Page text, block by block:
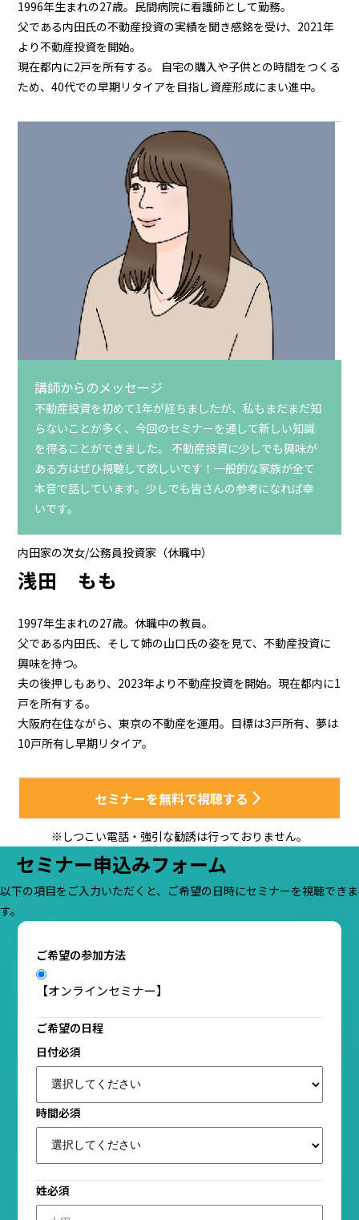
1996年生まれの27歳。民間病院に看護師として勤務。
父である内田氏の不動産投資の実績を聞き感銘を受け、2021年
より不動産投資を開始。
現在都内に2戸を所有する。 自宅の購入や子供との時間をつくる
ため、40代での早期リタイアを目指し資産形成にまい進中。
講師からのメッセージ
不動産投資を初めて1年が経ちましたが、私もまだまだ知
らないことが多く、今回のセミナーを通して新しい知識
を得ることができました。 不動産投資に少しでも興味が
ある方はぜひ視聴して欲しいです！一般的な家族が全て
本音で話しています。少しでも皆さんの参考になれば幸
いです。
内田家の次女/公務員投資家（休職中）
浅田 もも
1997年生まれの27歳。休職中の教員。
父である内田氏、そして姉の山口氏の姿を見て、不動産投資に
興味を持つ。
夫の後押しもあり、2023年より不動産投資を開始。現在都内に1
戸を所有する。
大阪府在住ながら、東京の不動産を運用。目標は3戸所有、夢は
10戸所有し早期リタイア。
セミナーを無料で視聴する arrow_forward_ios
※しつこい電話・強引な勧誘は行っておりません。
セミナー申込みフォーム
以下の項目をご入力いただくと、ご希望の日時にセミナーを視聴できま
す。
ご希望の参加方法
【オンラインセミナー】
ご希望の日程
日付必須
時間必須
姓必須